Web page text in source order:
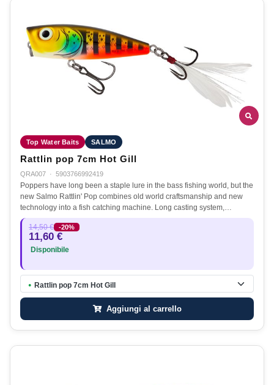
Top Water Baits SALMO
Rattlin pop 7cm Hot Gill
QRA007 · 5903766992419
Poppers have long been a staple lure in the bass fishing world, but the
new Salmo Rattlin' Pop combines old world craftsmanship and new
technology into a fish catching machine. Long casting system,…
14,50 € -20%
11,60 €
Disponibile
● Rattlin pop 7cm Hot Gill
Aggiungi al carrello